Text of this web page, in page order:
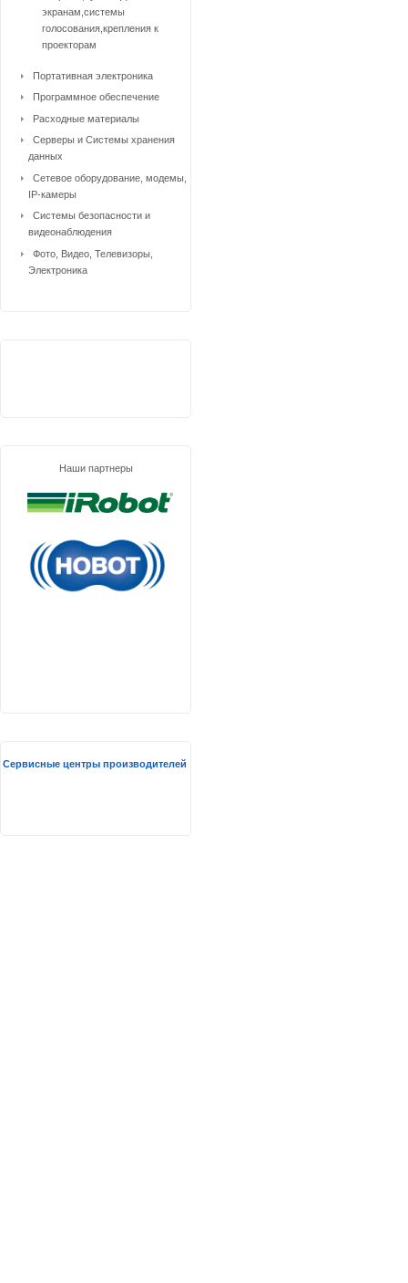
экранам,системы
голосования,крепления к
проекторам
Портативная электроника
Программное обеспечение
Расходные материалы
Серверы и Системы хранения
данных
Сетевое оборудование, модемы,
IP-камеры
Системы безопасности и
видеонаблюдения
Фото, Видео, Телевизоры,
Электроника
Наши партнеры
Сервисные центры производителей